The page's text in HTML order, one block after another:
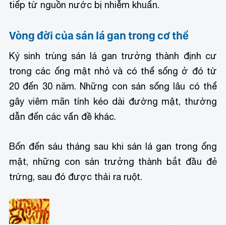
tiếp từ nguồn nước bị nhiễm khuẩn.
Vòng đời của sán lá gan trong cơ thể
Ký sinh trùng sán lá gan trưởng thành định cư
trong các ống mật nhỏ và có thể sống ở đó từ
20 đến 30 năm. Những con sán sống lâu có thể
gây viêm mãn tính kéo dài đường mật, thường
dẫn đến các vấn đề khác.
Bốn đến sáu tháng sau khi sán lá gan trong ống
mật, những con sán trưởng thành bắt đầu đẻ
trứng, sau đó được thải ra ruột.